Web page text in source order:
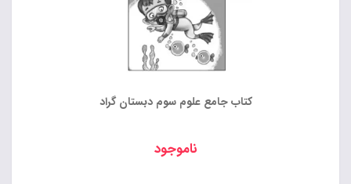
کتاب جامع علوم سوم دبستان گراد
ناموجود